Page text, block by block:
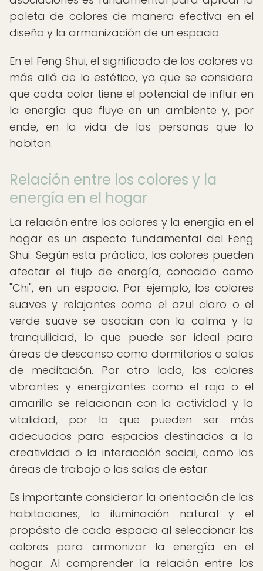
paleta de colores de manera efectiva en el
diseño y la armonización de un espacio.
En el Feng Shui, el significado de los colores va
más allá de lo estético, ya que se considera
que cada color tiene el potencial de influir en
la energía que fluye en un ambiente y, por
ende, en la vida de las personas que lo
habitan.
Relación entre los colores y la
energía en el hogar
La relación entre los colores y la energía en el
hogar es un aspecto fundamental del Feng
Shui. Según esta práctica, los colores pueden
afectar el flujo de energía, conocido como
"Chi", en un espacio. Por ejemplo, los colores
suaves y relajantes como el azul claro o el
verde suave se asocian con la calma y la
tranquilidad, lo que puede ser ideal para
áreas de descanso como dormitorios o salas
de meditación. Por otro lado, los colores
vibrantes y energizantes como el rojo o el
amarillo se relacionan con la actividad y la
vitalidad, por lo que pueden ser más
adecuados para espacios destinados a la
creatividad o la interacción social, como las
áreas de trabajo o las salas de estar.
Es importante considerar la orientación de las
habitaciones, la iluminación natural y el
propósito de cada espacio al seleccionar los
colores para armonizar la energía en el
hogar. Al comprender la relación entre los